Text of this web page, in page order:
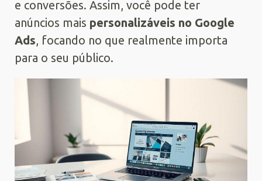
e conversões. Assim, você pode ter
anúncios mais personalizáveis no Google
Ads, focando no que realmente importa
para o seu público.